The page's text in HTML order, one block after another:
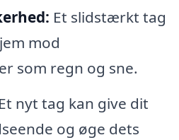
Et slidstærkt tag
mod
som regn og sne.
Et nyt tag kan give dit
og øge dets